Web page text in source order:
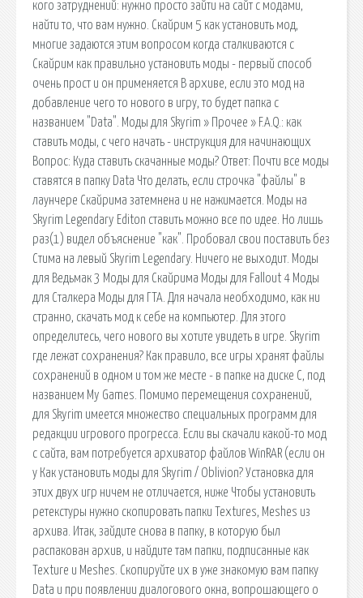
кого затруднений: нужно просто зайти на сайт с модами,
найти то, что вам нужно. Скайрим 5 как установить мод,
многие задаются этим вопросом когда сталкиваются с
Скайрим как правильно установить моды - первый способ
очень прост и он применяется В архиве, если это мод на
добавление чего то нового в игру, то будет папка с
названием "Data". Моды для Skyrim » Прочее » F.A.Q.: как
ставить моды, с чего начать - инструкция для начинающих
Вопрос: Куда ставить скачанные моды? Ответ: Почти все моды
ставятся в папку Data Что делать, если строчка "файлы" в
лаунчере Скайрима затемнена и не нажимается. Моды на
Skyrim Legendary Editon ставить можно все по идее. Но лишь
раз(1) видел объяснение "как". Пробовал свои поставить без
Стима на левый Skyrim Legendary. Ничего не выходит. Моды
для Ведьмак 3 Моды для Скайрима Моды для Fallout 4 Моды
для Сталкера Моды для ГТА. Для начала необходимо, как ни
странно, скачать мод к себе на компьютер. Для этого
определитесь, чего нового вы хотите увидеть в игре. Skyrim
где лежат сохранения? Как правило, все игры хранят файлы
сохранений в одном и том же месте - в папке на диске С, под
названием My Games. Помимо перемещения сохранений,
для Skyrim имеется множество специальных программ для
редакции игрового прогресса. Если вы скачали какой-то мод
с сайта, вам потребуется архиватор файлов WinRAR (если он
у Как установить моды для Skyrim / Oblivion? Установка для
этих двух игр ничем не отличается, ниже Чтобы установить
ретекстуры нужно скопировать папки Textures, Meshes из
архива. Итак, зайдите снова в папку, в которую был
распакован архив, и найдите там папки, подписанные как
Texture и Meshes. Скопируйте их в уже знакомую вам папку
Data и при появлении диалогового окна, вопрошающего о